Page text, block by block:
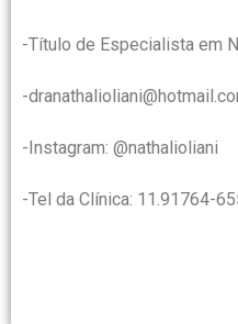
-Título de Especialista em
-
-Instagram: @nathalioliani
-Tel da Clínica: 11.91764-